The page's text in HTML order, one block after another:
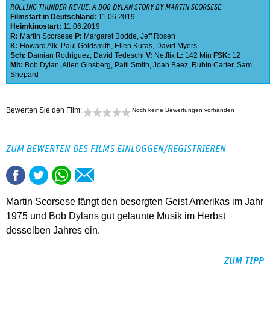
ROLLING THUNDER REVUE: A BOB DYLAN STORY BY MARTIN SCORSESE
Filmstart in Deutschland: 11.06.2019
Heimkinostart: 11.06.2019
R: Martin Scorsese P: Margaret Bodde, Jeff Rosen
K: Howard Alk, Paul Goldsmith, Ellen Kuras, David Myers
Sch: Damian Rodriguez, David Tedeschi V: Netflix L: 142 Min FSK: 12
Mit: Bob Dylan,Allen Ginsberg, Patti Smith, Joan Baez, Rubin Carter, Sam
Shepard
Bewerten Sie den Film: Noch keine Bewertungen vorhanden
ZUM BEWERTEN DES FILMS EINLOGGEN/REGISTRIEREN
Martin Scorsese fängt den besorgten Geist Amerikas im Jahr
1975 und Bob Dylans gut gelaunte Musik im Herbst
desselben Jahres ein.
ZUM TIPP